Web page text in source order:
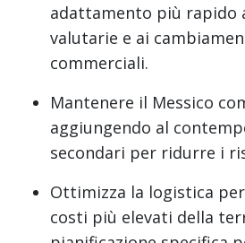
adattamento più rapido
valutarie e ai
commerciali.
Mantenere il Messico
aggiungendo al
secondari per ridurre i
Ottimizza la logistica
costi più elevati della